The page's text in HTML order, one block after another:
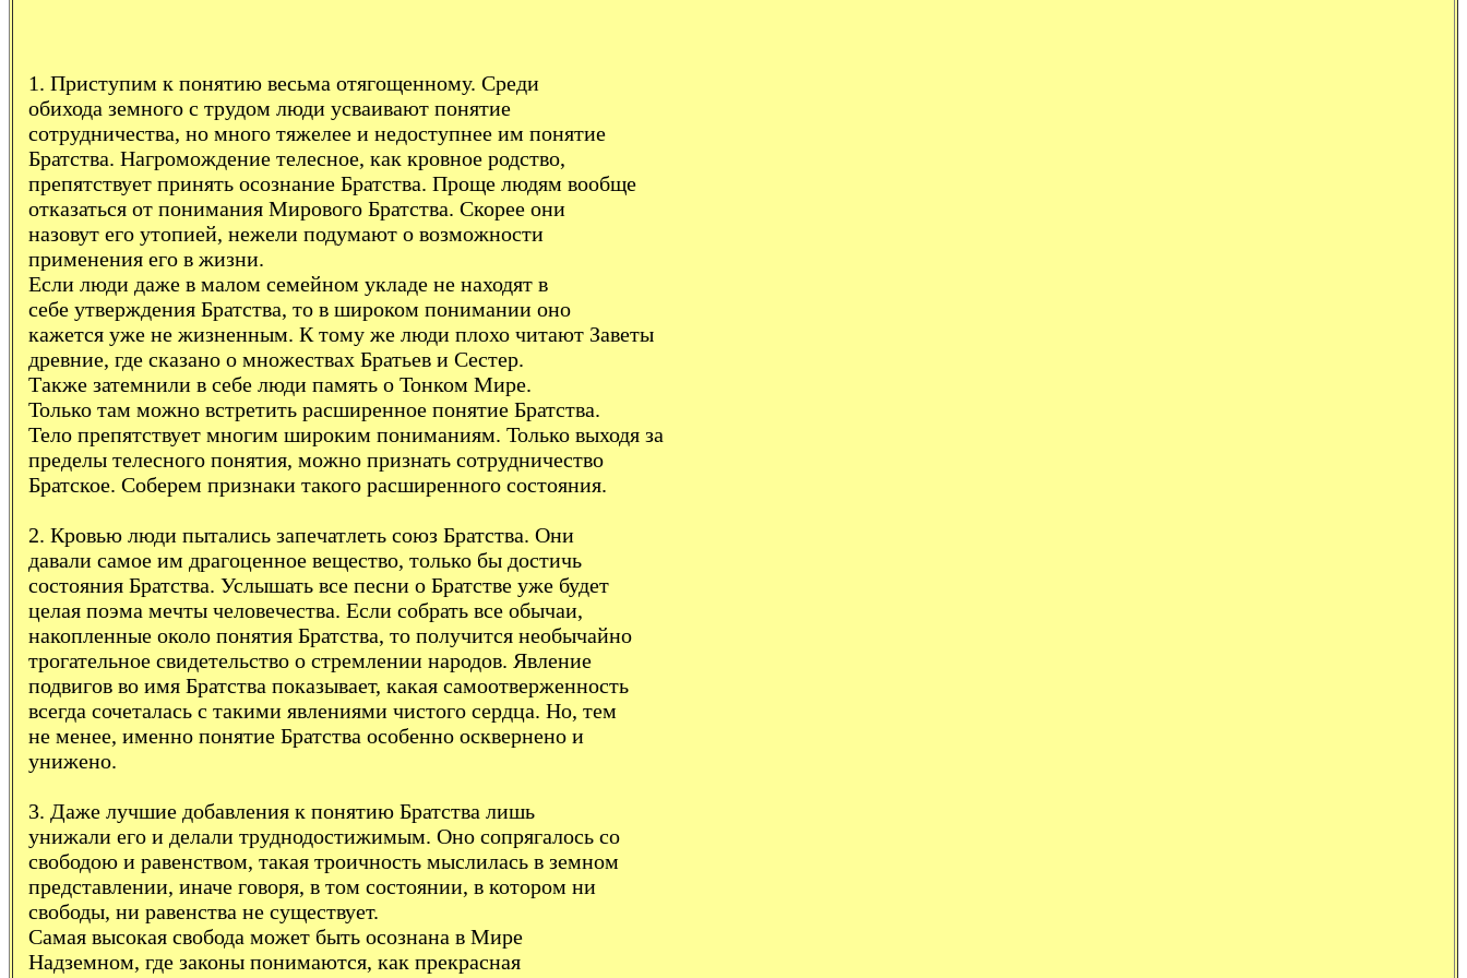
1. Приступим к понятию весьма отягощенному. Среди
обихода земного с трудом люди усваивают понятие
сотрудничества, но много тяжелее и недоступнее им понятие
Братства. Нагромождение телесное, как кровное родство,
препятствует принять осознание Братства. Проще людям вообще
отказаться от понимания Мирового Братства. Скорее они
назовут его утопией, нежели подумают о возможности
применения его в жизни.
Если люди даже в малом семейном укладе не находят в
себе утверждения Братства, то в широком понимании оно
кажется уже не жизненным. К тому же люди плохо читают Заветы
древние, где сказано о множествах Братьев и Сестер.
Также затемнили в себе люди память о Тонком Мире.
Только там можно встретить расширенное понятие Братства.
Тело препятствует многим широким пониманиям. Только выходя за
пределы телесного понятия, можно признать сотрудничество
Братское. Соберем признаки такого расширенного состояния.
2. Кровью люди пытались запечатлеть союз Братства. Они
давали самое им драгоценное вещество, только бы достичь
состояния Братства. Услышать все песни о Братстве уже будет
целая поэма мечты человечества. Если собрать все обычаи,
накопленные около понятия Братства, то получится необычайно
трогательное свидетельство о стремлении народов. Явление
подвигов во имя Братства показывает, какая самоотверженность
всегда сочеталась с такими явлениями чистого сердца. Но, тем
не менее, именно понятие Братства особенно осквернено и
унижено.
3. Даже лучшие добавления к понятию Братства лишь
унижали его и делали труднодостижимым. Оно сопрягалось со
свободою и равенством, такая троичность мыслилась в земном
представлении, иначе говоря, в том состоянии, в котором ни
свободы, ни равенства не существует.
Самая высокая свобода может быть осознана в Мире
Надземном, где законы понимаются, как прекрасная